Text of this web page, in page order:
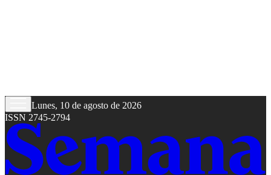
Lunes, 10 de agosto de 2026
ISSN 2745-2794